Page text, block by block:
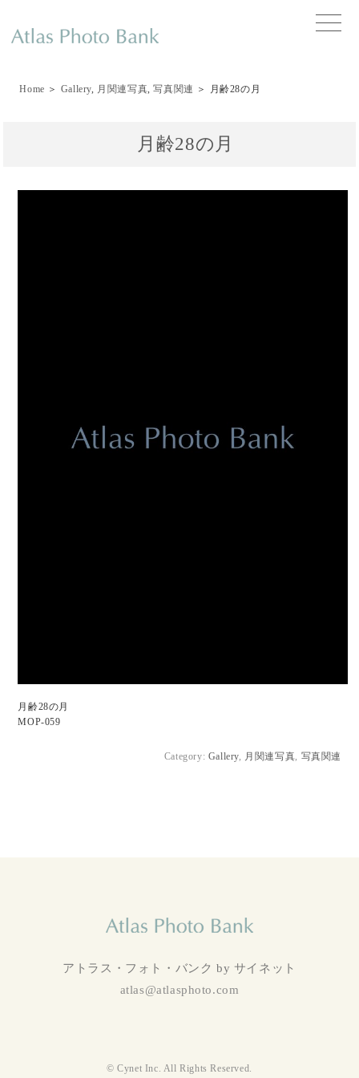
toggle
Home ＞ Gallery, 月関連写真,写真関連 ＞ 月齢28の月
月齢28の月
月齢28の月
MOP-059
Category: Gallery, 月関連写真, 写真関連
アトラス・フォト・バンク by サイネット
atlas@atlasphoto.com
© Cynet Inc. All Rights Reserved.